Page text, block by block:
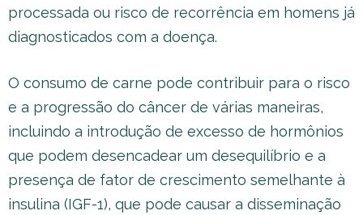
processada ou risco de recorrência em homens já
diagnosticados com a doença.
O consumo de carne pode contribuir para o risco
e a progressão do câncer de várias maneiras,
incluindo a introdução de excesso de hormônios
que podem desencadear um desequilíbrio e a
presença de fator de crescimento semelhante à
insulina (IGF-1), que pode causar a disseminação